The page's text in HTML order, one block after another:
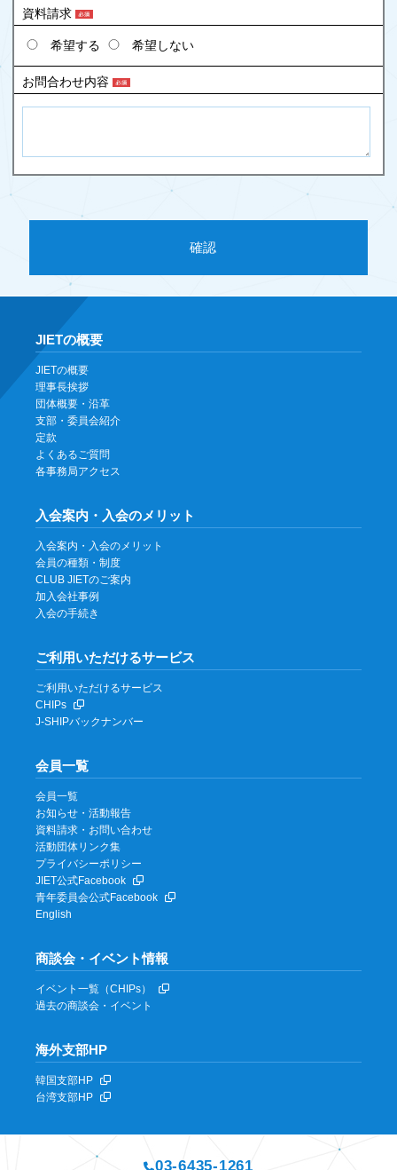
資料請求
希望する 希望しない
お問合わせ内容
JIETの概要
JIETの概要
理事長挨拶
団体概要・沿革
支部・委員会紹介
定款
よくあるご質問
各事務局アクセス
入会案内・入会のメリット
入会案内・入会のメリット
会員の種類・制度
CLUB JIETのご案内
加入会社事例
入会の手続き
ご利用いただけるサービス
ご利用いただけるサービス
CHIPs
J-SHIPバックナンバー
会員一覧
会員一覧
お知らせ・活動報告
資料請求・お問い合わせ
活動団体リンク集
プライバシーポリシー
JIET公式Facebook
青年委員会公式Facebook
English
商談会・イベント情報
イベント一覧（CHIPs）
過去の商談会・イベント
海外支部HP
韓国支部HP
台湾支部HP
03-6435-1261